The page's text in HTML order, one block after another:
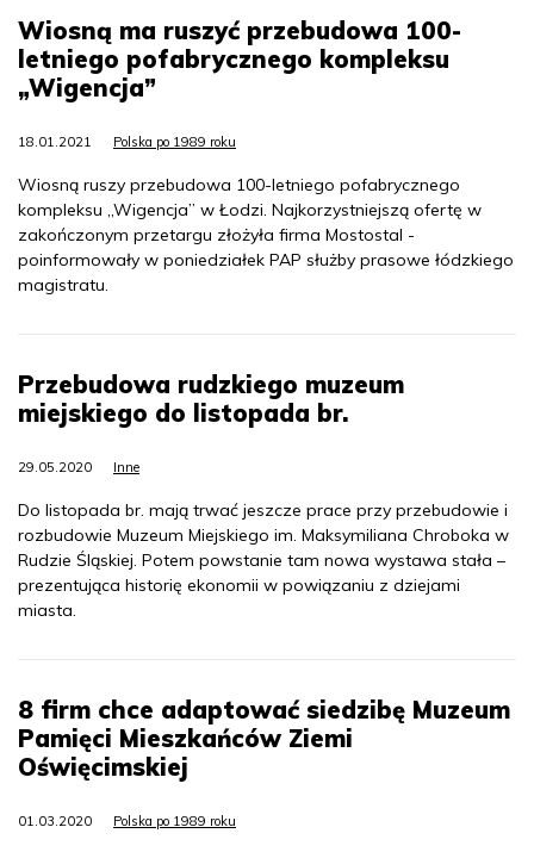
Wiosną ma ruszyć przebudowa 100-
letniego pofabrycznego kompleksu
„Wigencja”
18.01.2021 Polska po 1989 roku
Wiosną ruszy przebudowa 100-letniego pofabrycznego
kompleksu „Wigencja” w Łodzi. Najkorzystniejszą ofertę w
zakończonym przetargu złożyła firma Mostostal -
poinformowały w poniedziałek PAP służby prasowe łódzkiego
magistratu.
Przebudowa rudzkiego muzeum
miejskiego do listopada br.
29.05.2020 Inne
Do listopada br. mają trwać jeszcze prace przy przebudowie i
rozbudowie Muzeum Miejskiego im. Maksymiliana Chroboka w
Rudzie Śląskiej. Potem powstanie tam nowa wystawa stała –
prezentująca historię ekonomii w powiązaniu z dziejami
miasta.
8 firm chce adaptować siedzibę Muzeum
Pamięci Mieszkańców Ziemi
Oświęcimskiej
01.03.2020 Polska po 1989 roku